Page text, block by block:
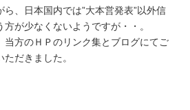
ら、日本国内では”大本営発表”以外信
方が少なくないようですが・・。
当方のＨＰのリンク集とブログにてご
だきました。